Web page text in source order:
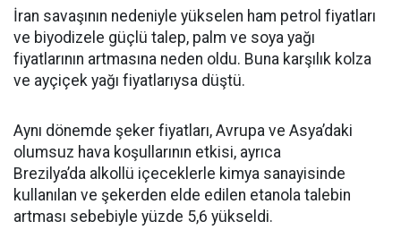
İran savaşının nedeniyle yükselen ham petrol fiyatları
ve biyodizele güçlü talep, palm ve soya yağı
fiyatlarının artmasına neden oldu. Buna karşılık kolza
ve ayçiçek yağı fiyatlarıysa düştü.
Aynı dönemde şeker fiyatları, Avrupa ve Asya’daki
olumsuz hava koşullarının etkisi, ayrıca
Brezilya’da alkollü içeceklerle kimya sanayisinde
kullanılan ve şekerden elde edilen etanola talebin
artması sebebiyle yüzde 5,6 yükseldi.